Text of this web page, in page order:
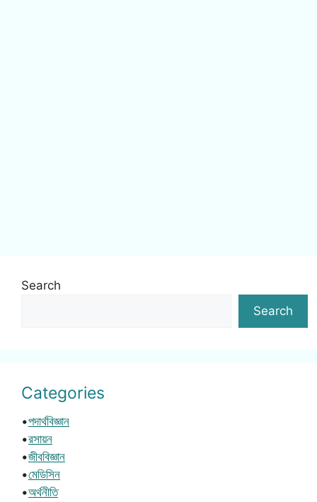
Search
Search
Categories
•পদার্থবিজ্ঞান
•রসায়ন
•জীববিজ্ঞান
•মেডিসিন
•অর্থনীতি